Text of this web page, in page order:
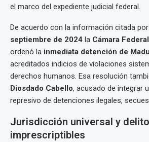
el marco del expediente judicial federal.
De acuerdo con la información citada
septiembre de 2024 la Cámara
ordenó la inmediata detención de
acreditados indicios de violaciones
derechos humanos. Esa resolución
Diosdado Cabello, acusado de integrar
represivo de detenciones ilegales,
Jurisdicción universal y
imprescriptibles